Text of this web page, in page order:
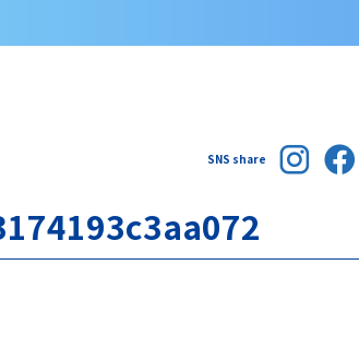
SNS share